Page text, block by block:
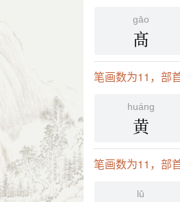
gāo
髙
笔画数为11，部
huáng
黄
笔画数为11，部
lǔ